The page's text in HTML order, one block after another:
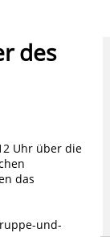
des
Uhr über die
das
und-